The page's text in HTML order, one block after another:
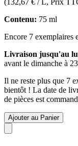
Contenu: 75 ml
Encore 7 exemplaires
Livraison jusqu'au
avant le dimanche à
Il ne reste plus que 7
bientôt ! La date de
de pièces est
Ajouter au Panier